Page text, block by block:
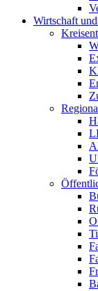
Wirtschaft